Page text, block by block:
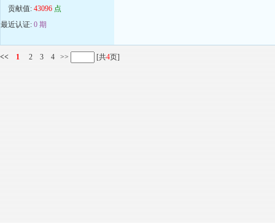
贡献值: 43096 点
最近认证: 0 期
<< 1 2 3 4 >> [共4页]